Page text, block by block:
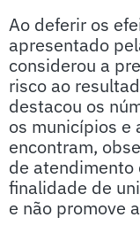
Ao deferir os
apresentado
considerou a
risco ao
destacou os
os municípios e
encontram,
de atendimento
finalidade de
e não promove